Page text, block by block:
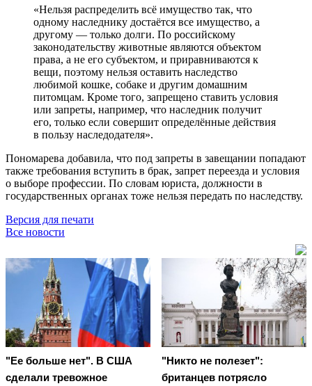
«Нельзя распределить всё имущество так, что
одному наследнику достаётся все имущество, а
другому — только долги. По российскому
законодательству животные являются объектом
права, а не его субъектом, и приравниваются к
вещи, поэтому нельзя оставить наследство
любимой кошке, собаке и другим домашним
питомцам. Кроме того, запрещено ставить условия
или запреты, например, что наследник получит
его, только если совершит определённые действия
в пользу наследодателя».
Пономарева добавила, что под запреты в завещании попадают
также требования вступить в брак, запрет переезда и условия
о выборе профессии. По словам юриста, должности в
государственных органах тоже нельзя передать по наследству.
Версия для печати
Все новости
"Ее больше нет". В США
сделали тревожное
"Никто не полезет":
британцев потрясло